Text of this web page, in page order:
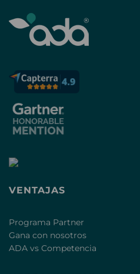
VENTAJAS
Programa Partner
Gana con nosotros
ADA vs Competencia